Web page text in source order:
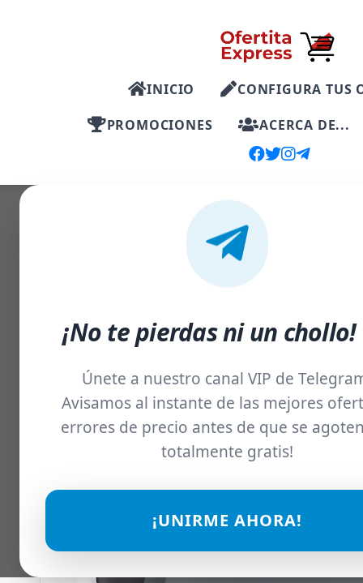
INICIO
CONFIGURA TUS
PROMOCIONES
ACERCA DE...
¡No te pierdas ni un
Únete a nuestro canal VIP de
Avisamos al instante de las mejores
errores de precio antes de que se
totalmente gratis!
¡UNIRME AHORA!